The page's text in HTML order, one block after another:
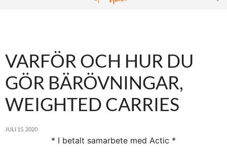
VARFÖR OCH HUR DU
GÖR BÄRÖVNINGAR,
WEIGHTED CARRIES
JULI 15, 2020
* I betalt samarbete med Actic *